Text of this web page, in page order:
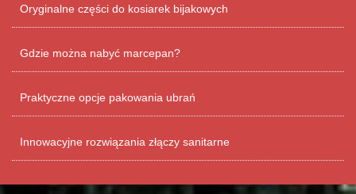
Oryginalne części do kosiarek bijakowych
Gdzie można nabyć marcepan?
Praktyczne opcje pakowania ubrań
Innowacyjne rozwiązania złączy sanitarne